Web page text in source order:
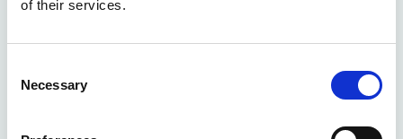
of their services.
Selection
Necessary
6. Jouw rechten
Je hebt altijd het recht om inzage te vragen in je
gegevens, onjuiste gegevenste laten corrigeren, je
gegevens te laten verwijderen recht om vergeten
direct marketing, je gegevensover te dragen aan een